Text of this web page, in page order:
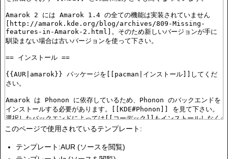
このページで使用されているテンプレート:
テンプレート:AUR (ソースを閲覧)